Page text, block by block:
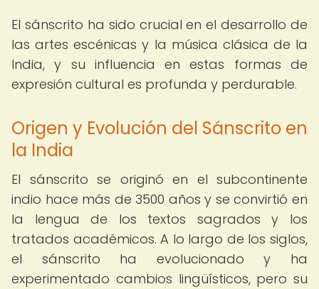
El sánscrito ha sido crucial en el desarrollo de
las artes escénicas y la música clásica de la
India, y su influencia en estas formas de
expresión cultural es profunda y perdurable.
Origen y Evolución del Sánscrito en
la India
El sánscrito se originó en el subcontinente
indio hace más de 3500 años y se convirtió en
la lengua de los textos sagrados y los
tratados académicos. A lo largo de los siglos,
el sánscrito ha evolucionado y ha
experimentado cambios lingüísticos, pero su